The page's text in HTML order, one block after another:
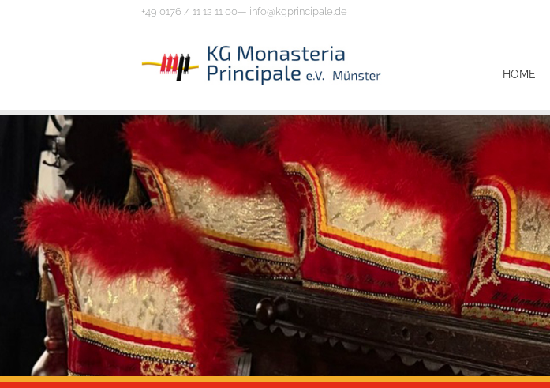
+49 0176 / 11 12 11 00— info@kgprincipale.de
HOME